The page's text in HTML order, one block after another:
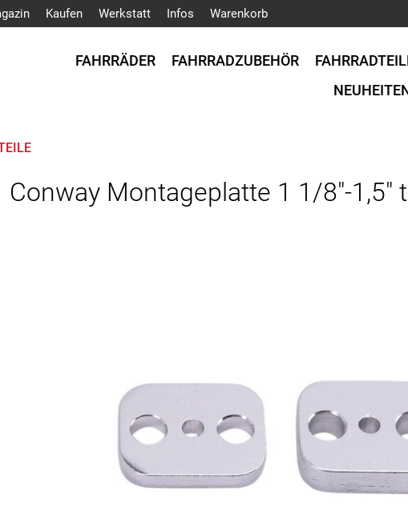
Kaufen Werkstatt Infos Warenkorb
FAHRRÄDER FAHRRADZUBEHÖR
Conway Montageplatte 1 1/8"-1,5"